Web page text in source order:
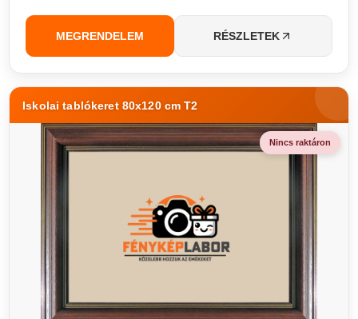
MEGRENDELEM RÉSZLETEK
Iskolai tablókeret 80x120 cm T2
Nincs raktáron